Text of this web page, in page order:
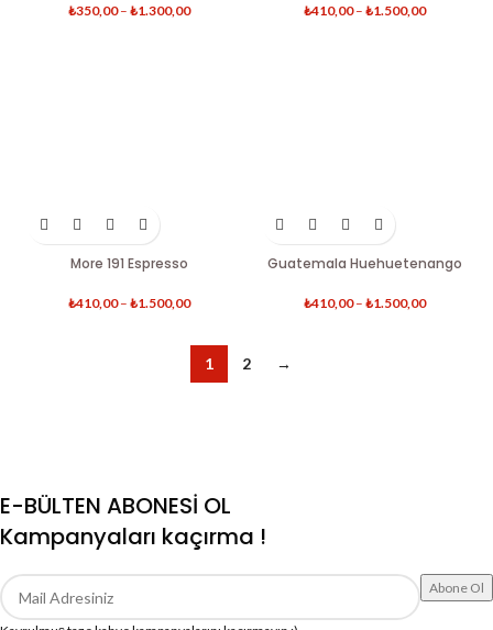
₺350,00 – ₺1.300,00 ₺410,00 – ₺1.500,00
More 191 Espresso
₺410,00 – ₺1.500,00
Guatemala Huehuetenango
₺410,00 – ₺1.500,00
1 2 →
E-BÜLTEN ABONESİ OL
Kampanyaları kaçırma !